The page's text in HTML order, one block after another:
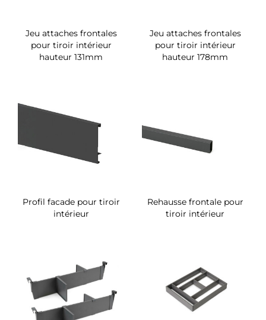
Jeu attaches frontales
pour tiroir intérieur
hauteur 131mm
Jeu attaches frontales
pour tiroir intérieur
hauteur 178mm
Profil facade pour tiroir
intérieur
Rehausse frontale pour
tiroir intérieur